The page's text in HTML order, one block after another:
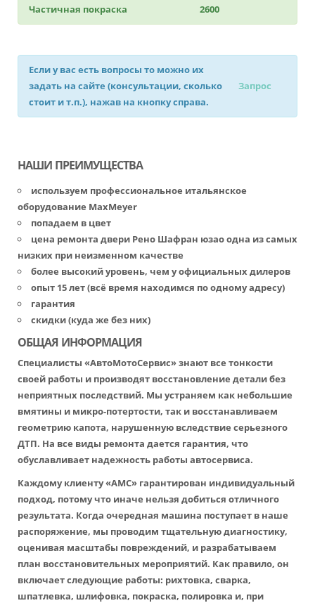
Частичная покраска 2600
Если у вас есть вопросы то можно их
задать на сайте (консультации, сколько
стоит и т.п.), нажав на кнопку справа.
Запрос
НАШИ ПРЕИМУЩЕСТВА
используем профессиональное итальянское
оборудование MaxMeyer
попадаем в цвет
цена ремонта двери Рено Шафран юзао одна из самых
низких при неизменном качестве
более высокий уровень, чем у официальных дилеров
опыт 15 лет (всё время находимся по одному адресу)
гарантия
скидки (куда же без них)
ОБЩАЯ ИНФОРМАЦИЯ
Специалисты «АвтоМотоСервис» знают все тонкости
своей работы и производят восстановление детали без
неприятных последствий. Мы устраняем как небольшие
вмятины и микро-потертости, так и восстанавливаем
геометрию капота, нарушенную вследствие серьезного
ДТП. На все виды ремонта дается гарантия, что
обуславливает надежность работы автосервиса.
Каждому клиенту «АМС» гарантирован индивидуальный
подход, потому что иначе нельзя добиться отличного
результата. Когда очередная машина поступает в наше
распоряжение, мы проводим тщательную диагностику,
оценивая масштабы повреждений, и разрабатываем
план восстановительных мероприятий. Как правило, он
включает следующие работы: рихтовка, сварка,
шпатлевка, шлифовка, покраска, полировка и, при